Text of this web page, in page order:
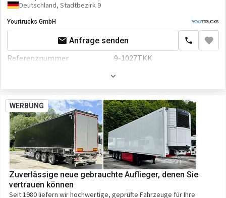
Deutschland, Stadtbezirk 9
Yourtrucks GmbH
Anfrage senden
Referenznummer
9-1027TKK
01.05.2017
Fahrgestell/Federung
Federung
luft
Bremse
Scheibenbremse
ABS
EBS
WERBUNG
Zuverlässige neue gebrauchte Auflieger, denen Sie
vertrauen können
Seit 1980 liefern wir hochwertige, geprüfte Fahrzeuge für Ihre